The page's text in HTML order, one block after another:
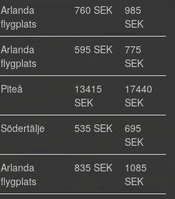
Arlanda
flygplats
760 SEK
985
SEK
Arlanda
flygplats
595 SEK
775
SEK
Piteå
13415
SEK
17440
SEK
Södertälje 535 SEK
695
SEK
Arlanda
flygplats
835 SEK
1085
SEK